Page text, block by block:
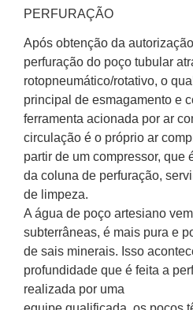
PERFURAÇÃO
Após obtenção da
perfuração do poço tubular
rotopneumático/rotativo, o
principal de esmagamento e
ferramenta acionada por ar
circulação é o próprio ar
partir de um compressor, que
da coluna de perfuração,
de limpeza.
A água de poço artesiano
subterrâneas, é mais pura e
de sais minerais. Isso
profundidade que é feita a
realizada por uma